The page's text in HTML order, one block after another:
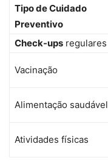
Tipo de Cuidado
Preventivo
Check-ups regulares
Vacinação
Alimentação saudável
Atividades físicas